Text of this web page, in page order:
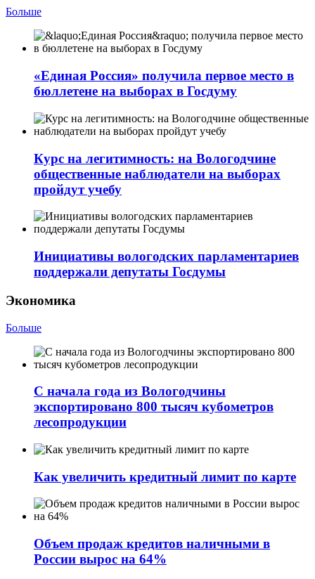
Больше
«Единая Россия» получила первое место в
бюллетене на выборах в Госдуму
Курс на легитимность: на Вологодчине
общественные наблюдатели на выборах
пройдут учебу
Инициативы вологодских парламентариев
поддержали депутаты Госдумы
Экономика
Больше
С начала года из Вологодчины
экспортировано 800 тысяч кубометров
лесопродукции
Как увеличить кредитный лимит по карте
Объем продаж кредитов наличными в
России вырос на 64%